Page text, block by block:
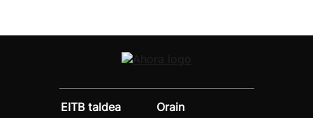
EITB taldea
Orain